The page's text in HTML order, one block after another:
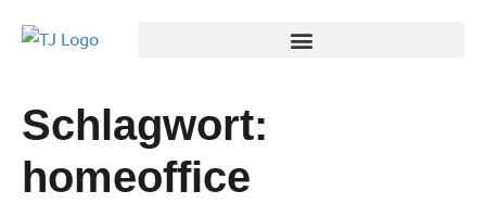
Schlagwort:
homeoffice